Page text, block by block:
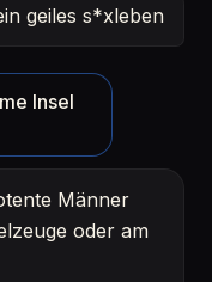
geiles s*xleben
Insel
Männer
oder am